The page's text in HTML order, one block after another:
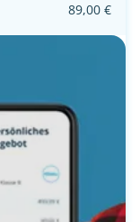
89,00 €